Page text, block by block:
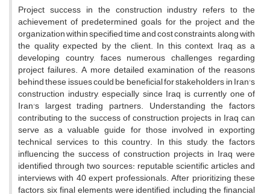
Project success in the construction industry refers to the
achievement of predetermined goals for the project and the
organization within specified time and cost constraints, along with
the quality expected by the client. In this context, Iraq, as a
developing country, faces numerous challenges regarding
project failures. A more detailed examination of the reasons
behind these issues could be beneficial for stakeholders in Iran's
construction industry, especially since Iraq is currently one of
Iran's largest trading partners. Understanding the factors
contributing to the success of construction projects in Iraq can
serve as a valuable guide for those involved in exporting
technical services to this country. In this study, the factors
influencing the success of construction projects in Iraq were
identified through two sources: reputable scientific articles and
interviews with 40 expert professionals. After prioritizing these
factors, six final elements were identified, including the financial